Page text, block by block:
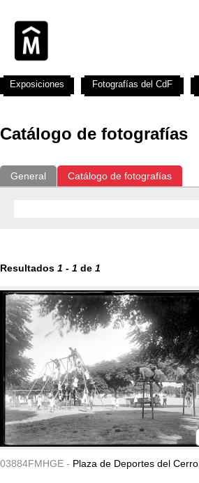
Catálogo de fotografías
General Catálogo de fotografías
Resultados 1 - 1 de 1
03884FMHGE - Plaza de Deportes del Cerro.
Exposiciones Fotografías del CdF